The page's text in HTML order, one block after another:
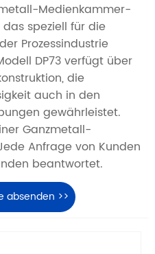
Medienkammer-
speziell für die
Prozessindustrie
DP73 verfügt über
die
auch in den
gewährleistet.
Ganzmetall-
Anfrage von Kunden
beantwortet.
absenden >>